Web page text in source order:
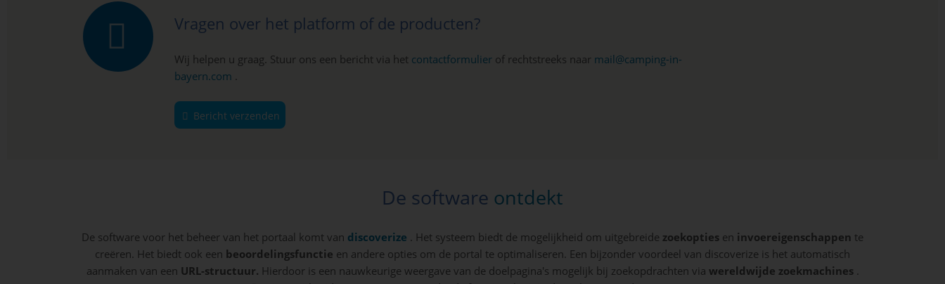
Vragen over het platform of de producten?
Wij helpen u graag. Stuur ons een bericht via het contactformulierof rechtstreeks naar mail@camping-in-
bayern.com
Bericht verzenden
De software ontdekt
De software voor het beheer van het portaal komt van discoverize . Het systeem biedt de mogelijkheid om uitgebreide zoekopties en invoereigenschappen te
creëren. Het biedt ook een beoordelingsfunctie en andere opties om de portal te optimaliseren. Een bijzonder voordeel van discoverize is het automatisch
aanmaken van een URL-structuur. Hierdoor is een nauwkeurige weergave van de doelpagina's mogelijk bij zoekopdrachten via wereldwijde zoekmachines.